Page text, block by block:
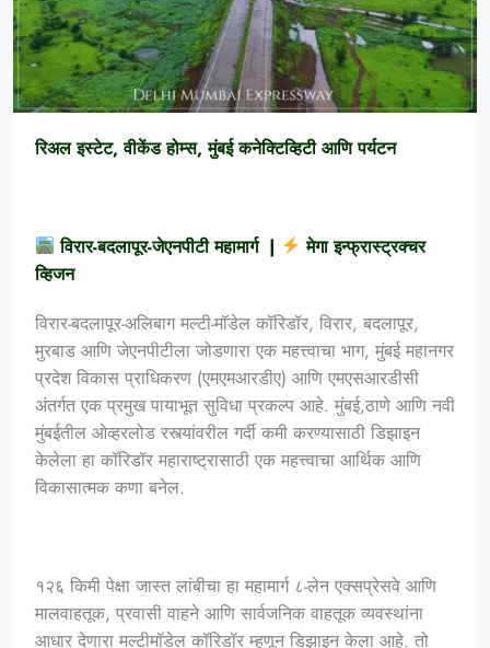
रिअल इस्टेट, वीकेंड होम्स, मुंबई कनेक्टिव्हिटी आणि पर्यटन
विरार-बदलापूर-जेएनपीटी महामार्ग |
मेगा इन्फ्रास्ट्रक्चर
व्हिजन
विरार-बदलापूर-अलिबाग मल्टी-मॉडेल कॉरिडॉर, विरार, बदलापूर,
मुरबाड आणि जेएनपीटीला जोडणारा एक महत्त्वाचा भाग, मुंबई महानगर
प्रदेश विकास प्राधिकरण (एमएमआरडीए) आणि एमएसआरडीसी
अंतर्गत एक प्रमुख पायाभूत सुविधा प्रकल्प आहे. मुंबई,ठाणे आणि नवी
मुंबईतील ओव्हरलोड रस्त्यांवरील गर्दी कमी करण्यासाठी डिझाइन
केलेला हा कॉरिडॉर महाराष्ट्रासाठी एक महत्त्वाचा आर्थिक आणि
विकासात्मक कणा बनेल.
१२६ किमी पेक्षा जास्त लांबीचा हा महामार्ग ८-लेन एक्सप्रेसवे आणि
मालवाहतूक, प्रवासी वाहने आणि सार्वजनिक वाहतूक व्यवस्थांना
आधार देणारा मल्टीमॉडेल कॉरिडॉर म्हणून डिझाइन केला आहे. तो